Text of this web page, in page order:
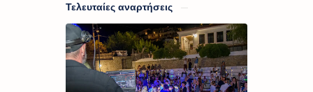
Τελευταίες αναρτήσεις